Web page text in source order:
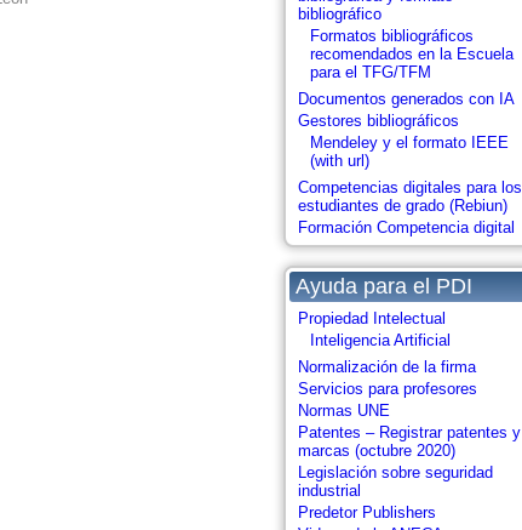
bibliográfico
Formatos bibliográficos
recomendados en la Escuela
para el TFG/TFM
Documentos generados con IA
Gestores bibliográficos
Mendeley y el formato IEEE
(with url)
Competencias digitales para los
estudiantes de grado (Rebiun)
Formación Competencia digital
Ayuda para el PDI
Propiedad Intelectual
Inteligencia Artificial
Normalización de la firma
Servicios para profesores
Normas UNE
Patentes – Registrar patentes y
marcas (octubre 2020)
Legislación sobre seguridad
industrial
Predetor Publishers